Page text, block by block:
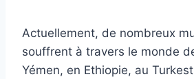
Actuellement, de nombreux
souffrent à travers le monde
Yémen, en Ethiopie, au